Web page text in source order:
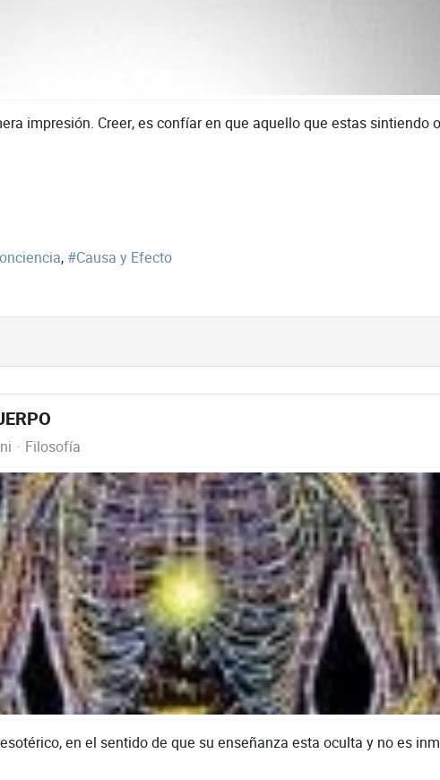
impresión. Creer, es confíar en que aquello que estas sintiendo
Causa y Efecto
Filosofía
en el sentido de que su enseñanza esta oculta y no es